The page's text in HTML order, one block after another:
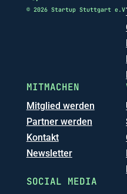
© 2026 Startup Stuttgart e.V
MITMACHEN
Mitglied werden
Partner werden
Kontakt
Newsletter
SOCIAL MEDIA